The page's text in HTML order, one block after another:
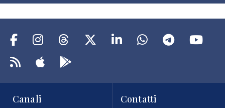
Canali Contatti